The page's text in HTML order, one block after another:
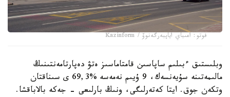
فوتو: اعىباي اياپبەرگەنوۆ / Kazinform
وبلىستىق ءبىلىم ساپاسىن قامتاماسىز ەتۋ دەپارتامەنتىنىڭ
مالىمەتىنە سۇيەنسەك، 9 ۇيىم نەمەسە %69,3 ى سىناقتان
وتكەن جوق. ايتا كەتەرلىگى، ونىڭ بارلىعى - جەكە بالاباقشا.